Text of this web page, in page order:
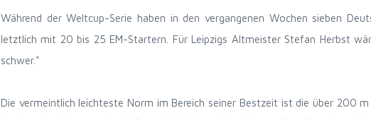
Während der Weltcup-Serie haben in den vergangenen Wochen sieben
letztlich mit 20 bis 25 EM-Startern. Für Leipzigs Altmeister Stefan Herbst
schwer."
Die vermeintlich leichteste Norm im Bereich seiner Bestzeit ist die über 200